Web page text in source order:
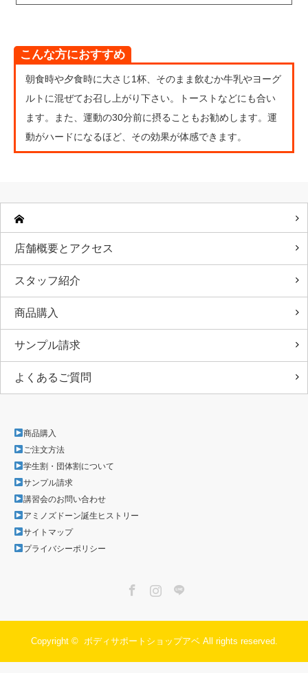
こんな方におすすめ
朝食時や夕食時に大さじ1杯、そのまま飲むか牛乳やヨーグ
ルトに混ぜてお召し上がり下さい。トーストなどにも合い
ます。また、運動の30分前に摂ることもお勧めします。運
動がハードになるほど、その効果が体感できます。
店舗概要とアクセス
スタッフ紹介
商品購入
サンプル請求
よくあるご質問
商品購入
ご注文方法
学生割・団体割について
サンプル請求
講習会のお問い合わせ
アミノズドーン誕生ヒストリー
サイトマップ
プライバシーポリシー
Copyright © ボディサポートショップアベAll rights reserved.